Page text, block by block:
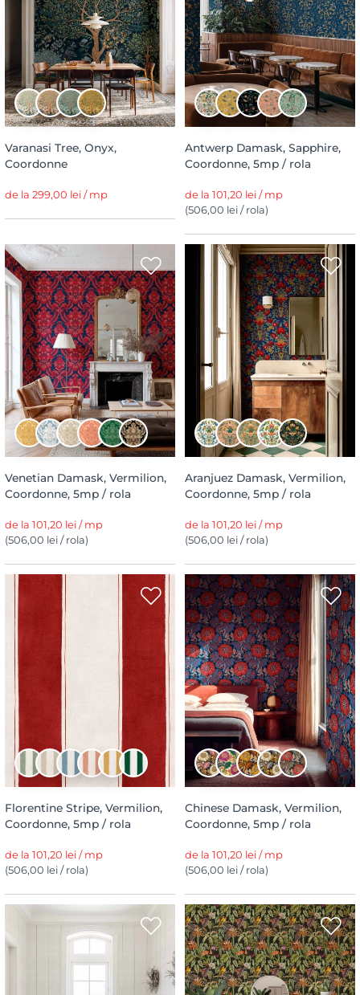
Varanasi Tree, Onyx,
Coordonne
de la 299,00 lei / mp
Antwerp Damask, Sapphire,
Coordonne, 5mp / rola
de la 101,20 lei / mp
(506,00 lei / rola)
Venetian Damask, Vermilion,
Coordonne, 5mp / rola
de la 101,20 lei / mp
(506,00 lei / rola)
Aranjuez Damask, Vermilion,
Coordonne, 5mp / rola
de la 101,20 lei / mp
(506,00 lei / rola)
Florentine Stripe, Vermilion,
Coordonne, 5mp / rola
de la 101,20 lei / mp
(506,00 lei / rola)
Chinese Damask, Vermilion,
Coordonne, 5mp / rola
de la 101,20 lei / mp
(506,00 lei / rola)